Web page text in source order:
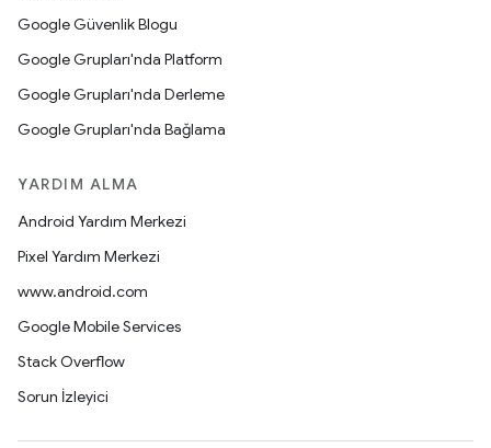
Google Güvenlik Blogu
Google Grupları'nda Platform
Google Grupları'nda Derleme
Google Grupları'nda Bağlama
YARDIM ALMA
Android Yardım Merkezi
Pixel Yardım Merkezi
www.android.com
Google Mobile Services
Stack Overflow
Sorun İzleyici